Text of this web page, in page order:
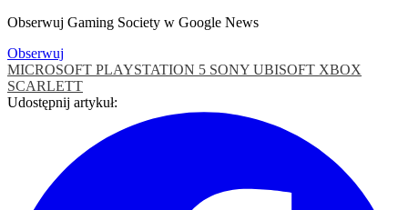
Obserwuj Gaming Society w Google News
Obserwuj
MICROSOFT PLAYSTATION 5 SONY UBISOFT XBOX
SCARLETT
Udostępnij artykuł: